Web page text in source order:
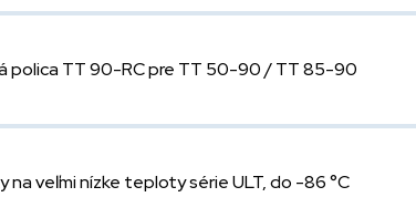
polica TT 90-RC pre TT 50-90 / TT 85-90
na veľmi nízke teploty série ULT, do -86 °C